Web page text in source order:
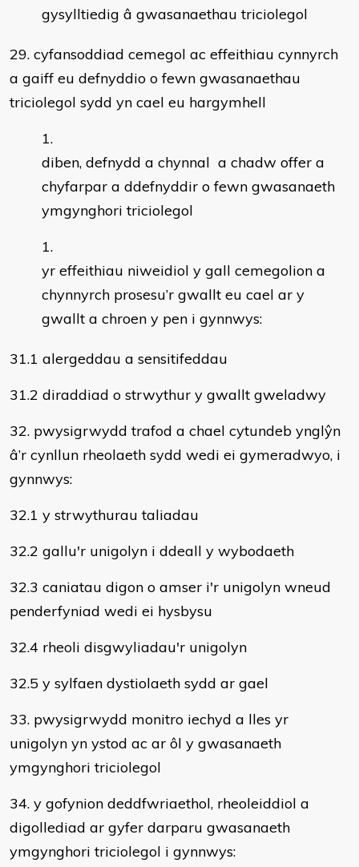
gysylltiedig â gwasanaethau triciolegol
29. cyfansoddiad cemegol ac effeithiau cynnyrch
a gaiff eu defnyddio o fewn gwasanaethau
triciolegol sydd yn cael eu hargymhell
diben, defnydd a chynnal a chadw offer a
chyfarpar a ddefnyddir o fewn gwasanaeth
ymgynghori triciolegol
yr effeithiau niweidiol y gall cemegolion a
chynnyrch prosesu’r gwallt eu cael ar y
gwallt a chroen y pen i gynnwys:
31.1 alergeddau a sensitifeddau
31.2 diraddiad o strwythur y gwallt gweladwy
32. pwysigrwydd trafod a chael cytundeb ynglŷn
â’r cynllun rheolaeth sydd wedi ei gymeradwyo, i
gynnwys:
32.1 y strwythurau taliadau
32.2 gallu'r unigolyn i ddeall y wybodaeth
32.3 caniatau digon o amser i'r unigolyn wneud
penderfyniad wedi ei hysbysu
32.4 rheoli disgwyliadau'r unigolyn
32.5 y sylfaen dystiolaeth sydd ar gael
33. pwysigrwydd monitro iechyd a lles yr
unigolyn yn ystod ac ar ôl y gwasanaeth
ymgynghori triciolegol
34. y gofynion deddfwriaethol, rheoleiddiol a
digollediad ar gyfer darparu gwasanaeth
ymgynghori triciolegol i gynnwys: